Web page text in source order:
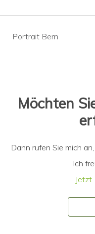
Portrait Bern
Möchten
Dann rufen Sie mich
Ich
Jetzt